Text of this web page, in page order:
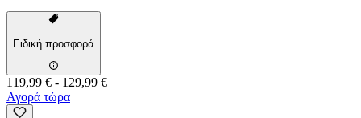
Ειδική προσφορά
119,99 € - 129,99 €
Αγορά τώρα